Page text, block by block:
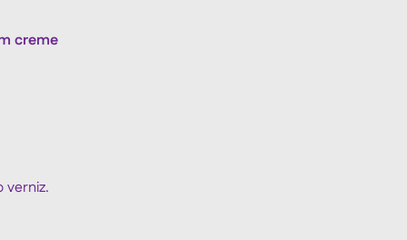
creme
verniz.